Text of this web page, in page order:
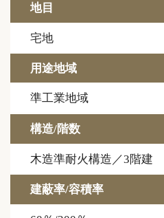
地目
宅地
用途地域
準工業地域
構造/階数
木造準耐火構造／3階建
建蔽率/容積率